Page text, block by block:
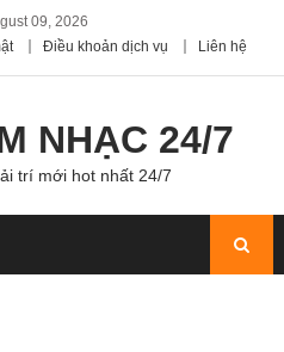
09, 2026
Điều khoản dịch vụ Liên hệ
NHẠC 24/7
trí mới hot nhất 24/7